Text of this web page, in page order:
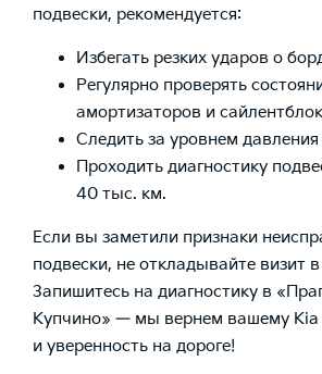
подвески, рекомендуется:
Избегать резких ударов о
Регулярно проверять
амортизаторов и
Следить за уровнем
Проходить диагностику
40 тыс. км.
Если вы заметили признаки
подвески, не откладывайте визит
Запишитесь на диагностику в
Купчино» — мы вернем вашему Kia
и уверенность на дороге!